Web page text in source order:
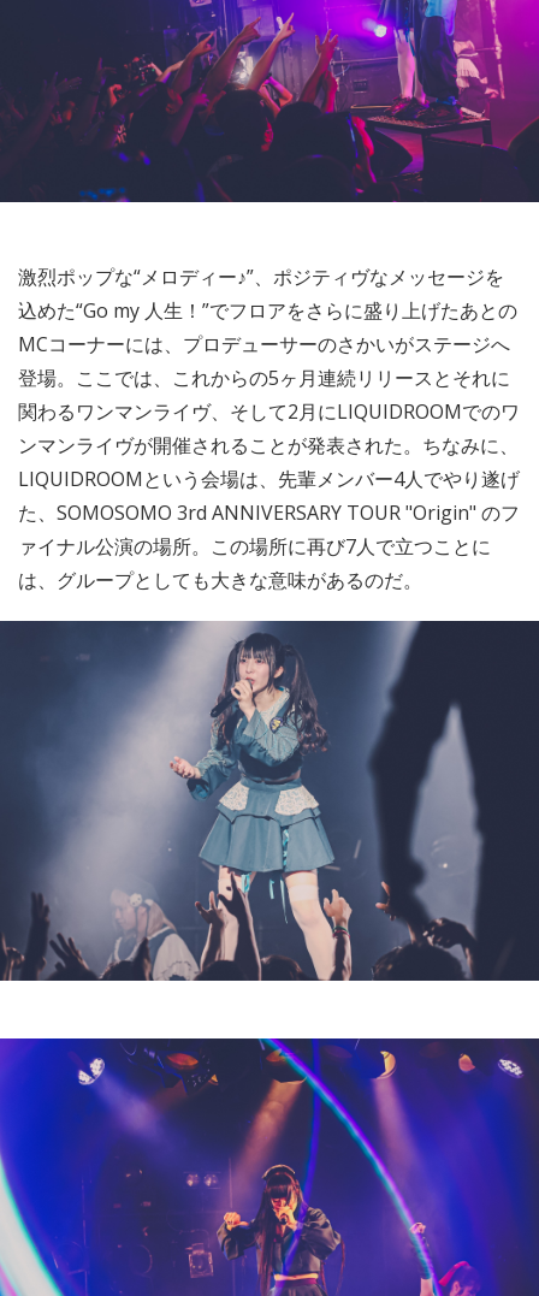
激烈ポップな“メロディー♪”、ポジティヴなメッセージを
込めた“Go my 人生！”でフロアをさらに盛り上げたあとの
MCコーナーには、プロデューサーのさかいがステージへ
登場。ここでは、これからの5ヶ月連続リリースとそれに
関わるワンマンライヴ、そして2月にLIQUIDROOMでのワ
ンマンライヴが開催されることが発表された。ちなみに、
LIQUIDROOMという会場は、先輩メンバー4人でやり遂げ
た、SOMOSOMO 3rd ANNIVERSARY TOUR "Origin" のフ
ァイナル公演の場所。この場所に再び7人で立つことに
は、グループとしても大きな意味があるのだ。